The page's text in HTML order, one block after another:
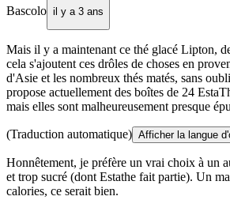
Bascolo il y a 3 ans
Mais il y a maintenant ce thé glacé Lipton,
cela s'ajoutent ces drôles de choses en
d'Asie et les nombreux thés matés, sans
propose actuellement des boîtes de 24
mais elles sont malheureusement presque
(Traduction automatique) Afficher la langue
Honnêtement, je préfère un vrai choix à un
et trop sucré (dont Estathe fait partie). Un
calories, ce serait bien.